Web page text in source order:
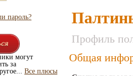
пароль?
могут
за
Все плюсы
Профиль
Общая